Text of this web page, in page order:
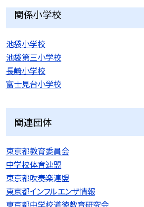
関係小学校
池袋小学校
池袋第三小学校
長崎小学校
富士見台小学校
関連団体
東京都教育委員会
中学校体育連盟
東京都吹奏楽連盟
東京都インフルエンザ情報